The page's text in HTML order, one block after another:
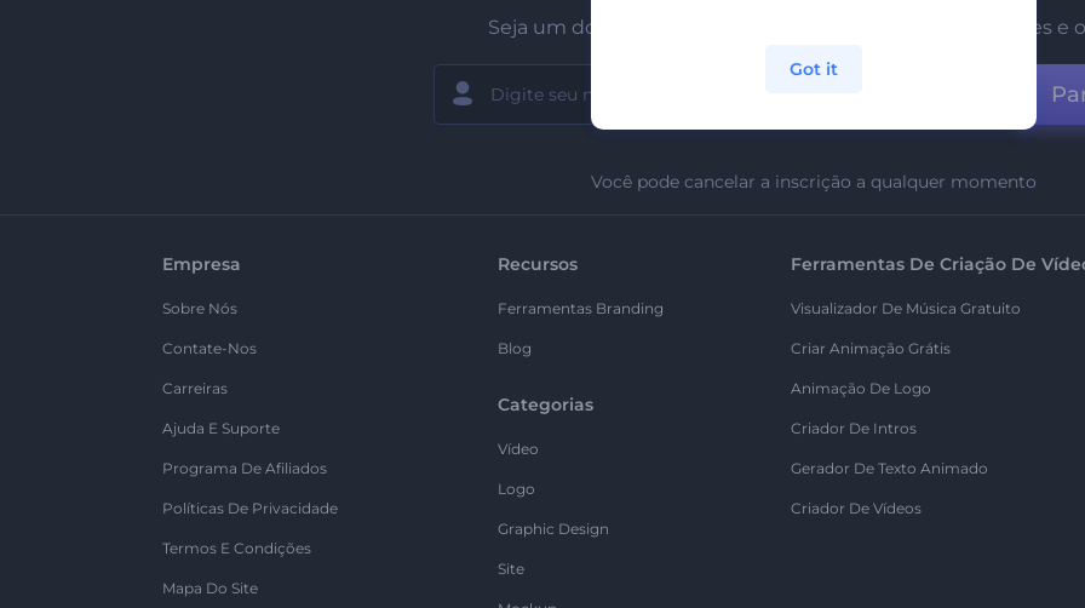
Seja um dos primeiros a receber nossas últimas novidades e
Você pode cancelar a inscrição a qualquer momento
Empresa
Sobre Nós
Contate-Nos
Carreiras
Ajuda E Suporte
Programa De Afiliados
Políticas De Privacidade
Termos E Condições
Mapa Do Site
Recursos
Ferramentas Branding
Blog
Categorias
Vídeo
Logo
Graphic Design
Site
Ferramentas De Criação De
Visualizador De Música Gratuito
Criar Animação Grátis
Animação De Logo
Criador De Intros
Gerador De Texto Animado
Criador De Vídeos
Got it